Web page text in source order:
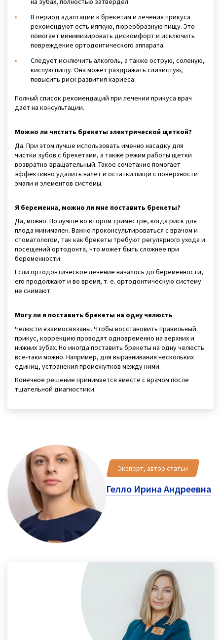
В период адаптации к брекетам и лечения прикуса
рекомендуют есть мягкую, пюреобразную пищу. Это
помогает минимизировать дискомфорт и исключить
повреждение ортодонтического аппарата.
Следует исключить алкоголь, а также острую, соленую,
кислую пищу. Она может раздражать слизистую,
повысить риск развития кариеса.
Полный список рекомендаций при лечении прикуса врач
дает на консультации.
Можно ли чистить брекеты электрической щеткой?
Да. При этом лучше использовать именно насадку для
чистки зубов с брекетами, а также режим работы щетки
возвратно-вращательный. Такое сочетание помогает
эффективно удалить налет и остатки пищи с поверхности
эмали и элементов системы.
Я беременна, можно ли мне поставить брекеты?
Да, можно. Но лучше во втором триместре, когда риск для
плода минимален. Важно проконсультироваться с врачом и
стоматологом, так как брекеты требуют регулярного ухода и
посещений ортодонта, что может быть сложнее при
беременности.
Если ортодонтическое лечение началось до беременности,
его продолжают и во время, т. е. ортодонтическую систему
не снимают.
Могу ли я поставить брекеты на одну челюсть
Челюсти взаимосвязаны. Чтобы восстановить правильный
прикус, коррекцию проводят одновременно на верхних и
нижних зубах. Но иногда поставить брекеты на одну челюсть
все-таки можно. Например, для выравнивания нескольких
единиц, устранения промежутков между ними.
Конечное решение принимается вместе с врачом после
тщательной диагностики.
Эксперт, автор статьи
Гелло Ирина Андреевна